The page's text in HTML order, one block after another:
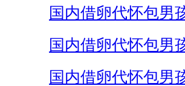
国内借卵代怀包男
国内借卵代怀包男
国内借卵代怀包男